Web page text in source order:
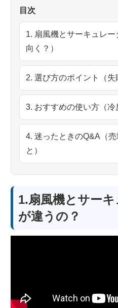
目次
1. 扇風機とサーキュレ
向く？）
2. 選び方のポイント（失
3. おすすめの使い方（冷
4. 迷ったときのQ&A（
と）
1.扇風機とサー
が違うの？